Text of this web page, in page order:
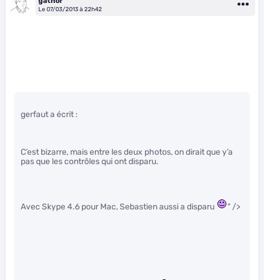
Le 07/03/2013 à 22h42
gerfaut a écrit :
C’est bizarre, mais entre les deux photos, on dirait que y’a
pas que les contrôles qui ont disparu.
Avec Skype 4.6 pour Mac, Sebastien aussi a disparu " />